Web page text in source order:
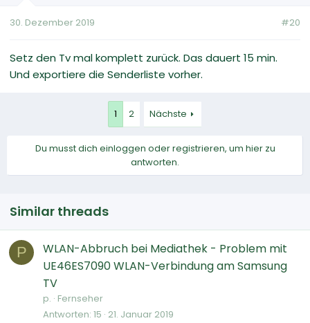
30. Dezember 2019 #20
Setz den Tv mal komplett zurück. Das dauert 15 min.
Und exportiere die Senderliste vorher.
1 2 Nächste
Du musst dich einloggen oder registrieren, um hier zu
antworten.
Similar threads
P
WLAN-Abbruch bei Mediathek - Problem mit
UE46ES7090 WLAN-Verbindung am Samsung
TV
p. Fernseher
Antworten 15 21. Januar 2019